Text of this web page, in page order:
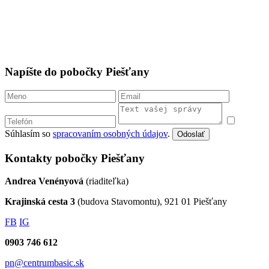
Napíšte do pobočky Piešťany
Súhlasím so spracovaním osobných údajov. Odoslať
Kontakty pobočky Piešťany
Andrea Venényová (riaditeľka)
Krajinská cesta 3 (budova Stavomontu), 921 01 Piešťany
FB IG
0903 746 612
pn@centrumbasic.sk